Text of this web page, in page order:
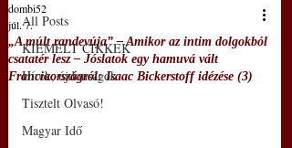
All Posts
KIEMELT CIKKEK
Hírek, újdonságok
Tisztelt Olvasó!
Magyar Idő
„A múlt randevúja” – Amikor az intim dolgokból
csatatér lesz – Jóslatok egy hamuvá vált
Franciaországról: Isaac Bickerstoff idézése (3)
dombi52
júl. 7.